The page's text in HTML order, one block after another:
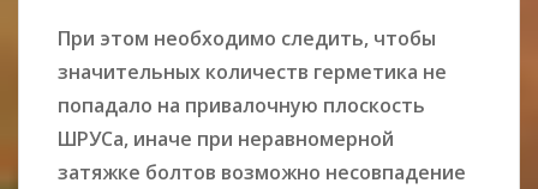
При этом необходимо следить, чтобы
значительных количеств герметика не
попадало на привалочную плоскость
ШРУСа, иначе при неравномерной
затяжке болтов возможно несовпадение